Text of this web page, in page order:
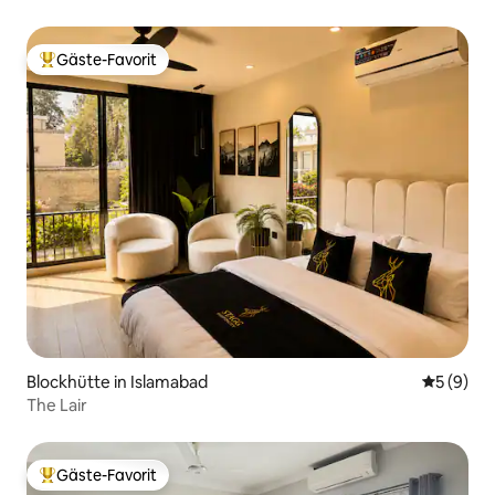
Beliebter Gäste-Favorit.
Gäste-Favorit
Blockhütte in Islamabad
5 (9)
The Lair
Beliebter Gäste-Favorit.
Gäste-Favorit